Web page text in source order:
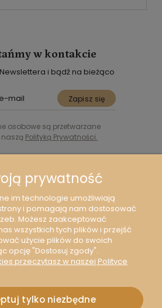
w kontakcie
i bądź na bieżąco
Zapisz się
osobowe są przetwarzane
Polityką Prywatności.
prywatność
im technologie umożliwiają
i pomagają nam dostosować
Możesz zaakceptować
wszystkich tych plików i przejść
użycie plików do swoich
opcję "Dostosuj zgody".
przeczytasz w naszej Polityce
tylko niezbędne